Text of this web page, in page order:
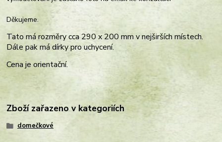
Děkujeme.
Tato má rozměry cca 290 x 200 mm v nejširších místech.
Dále pak má dírky pro uchycení.
Cena je orientační.
Zboží zařazeno v kategoriích
domečkové